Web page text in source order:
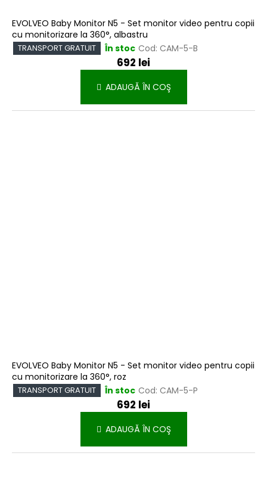
EVOLVEO Baby Monitor N5 - Set monitor video pentru copii
cu monitorizare la 360°, albastru
TRANSPORT GRATUIT În stoc Cod: CAM-5-B
692 lei
ADAUGĂ ÎN COŞ
EVOLVEO Baby Monitor N5 - Set monitor video pentru copii
cu monitorizare la 360°, roz
TRANSPORT GRATUIT În stoc Cod: CAM-5-P
692 lei
ADAUGĂ ÎN COŞ